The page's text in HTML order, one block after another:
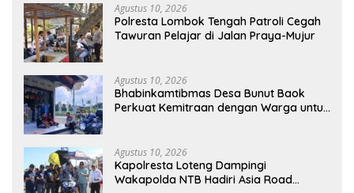
Agustus 10, 2026
Polresta Lombok Tengah Patroli Cegah
Tawuran Pelajar di Jalan Praya-Mujur
Agustus 10, 2026
Bhabinkamtibmas Desa Bunut Baok
Perkuat Kemitraan dengan Warga untuk
Agustus 10, 2026
Kapolresta Loteng Dampingi
Wakapolda NTB Hadiri Asia Road